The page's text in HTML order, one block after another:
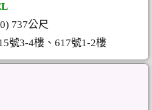
737公尺
號3-4樓、617號1-2樓